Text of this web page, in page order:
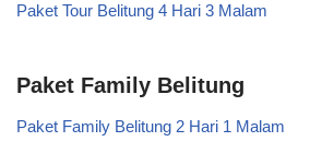
Paket Tour Belitung 4 Hari 3 Malam
Paket Family Belitung
Paket Family Belitung 2 Hari 1 Malam